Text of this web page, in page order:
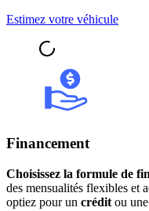
Estimez votre véhicule
Financement
Choisissez la formule de
des mensualités flexibles et
optiez pour un crédit ou